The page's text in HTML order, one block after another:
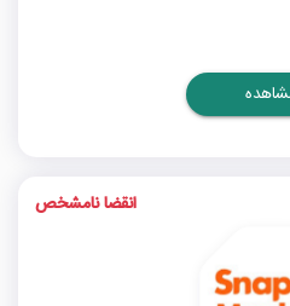
انقضا نامشخص